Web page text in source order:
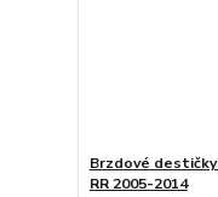
Brzdové destičky
RR 2005-2014